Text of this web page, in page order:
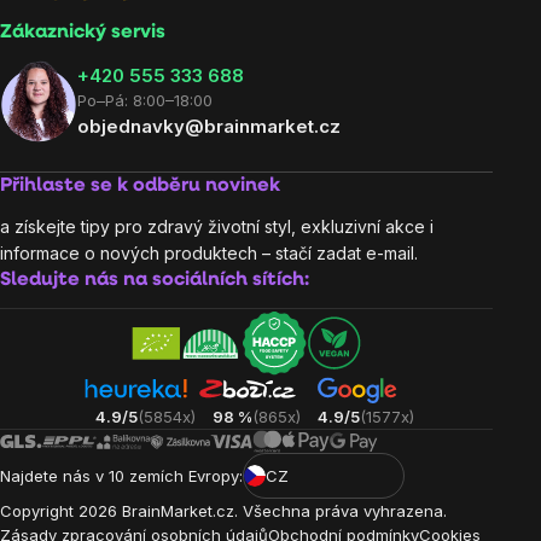
Zákaznický servis
‭+420 555 333 688
Po–Pá: 8:00–18:00
objednavky@brainmarket.cz
Přihlaste se k odběru novinek
a získejte tipy pro zdravý životní styl, exkluzivní akce i
informace o nových produktech – stačí zadat e-mail.
Sledujte nás na sociálních sítích:
4.9/5(5854x) 98 %(865x) 4.9/5(1577x)
Najdete nás v 10 zemích Evropy:
CZ
Copyright 2026 BrainMarket.cz. Všechna práva vyhrazena.
Zásady zpracování osobních údajůObchodní podmínkyCookies